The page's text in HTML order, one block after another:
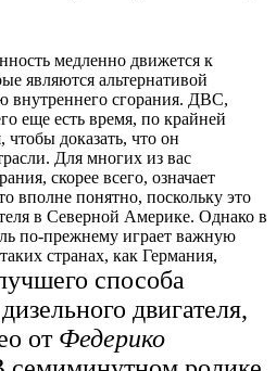
медленно движется к
являются альтернативой
внутреннего сгорания. ДВС,
еще есть время, по крайней
чтобы доказать, что он
Для многих из вас
скорее всего, означает
вполне понятно, поскольку это
в Северной Америке. Однако в
по-прежнему играет важную
странах, как Германия,
способа
двигателя,
от Федерико